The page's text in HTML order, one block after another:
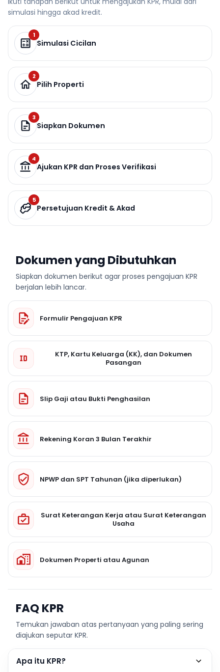
simulasi hingga akad kredit.
1
Simulasi Cicilan
2
Pilih Properti
3
Siapkan Dokumen
4
Ajukan KPR dan Proses Verifikasi
5
Persetujuan Kredit & Akad
Dokumen yang Dibutuhkan
Siapkan dokumen berikut agar proses pengajuan KPR
berjalan lebih lancar.
Formulir Pengajuan KPR
KTP, Kartu Keluarga (KK), dan Dokumen
Pasangan
Slip Gaji atau Bukti Penghasilan
Rekening Koran 3 Bulan Terakhir
NPWP dan SPT Tahunan (jika diperlukan)
Surat Keterangan Kerja atau Surat Keterangan
Usaha
Dokumen Properti atau Agunan
FAQ KPR
Temukan jawaban atas pertanyaan yang paling sering
diajukan seputar KPR.
Apa itu KPR?